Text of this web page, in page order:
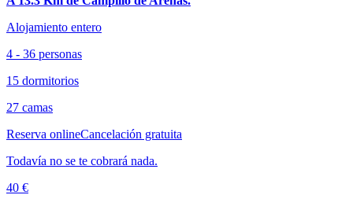
Alojamiento entero
4 - 36 personas
15 dormitorios
27 camas
Reserva onlineCancelación gratuita
Todavía no se te cobrará nada.
40 €